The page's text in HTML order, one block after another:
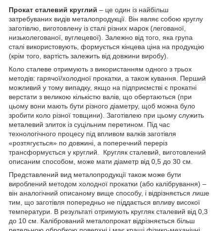
Прокат сталевий круглий – це один із найбільш
затребуваних видів металопродукції. Він являє собою круглу
заготівлю, виготовлену із сталі різних марок (легованої,
низьколегованої, вуглецевої). Залежно від того, яка група
сталі використовують, формується кінцева ціна на продукцію
(крім того, вартість залежить від довжини виробу).
Коло сталеве отримують з використанням одного з трьох
методів: гарячої/холодної прокатки, а також кування. Перший
можливий у тому випадку, якщо на підприємстві є прокатні
верстати з великою кількістю валів, що обертаються (при
цьому вони мають бути різного діаметру, щоб можна було
зробити коло різної товщини). Заготівлею при цьому служить
металевий злиток із суцільним перетином. Під час
технологічного процесу під впливом валків заготівля
«розтягується» по довжині, а поперечний переріз
трансформується у круглий. Кругляк сталевий, виготовлений
описаним способом, може мати діаметр від 0,5 до 30 см.
Представлений вид металопродукції також може бути
вироблений методом холодної прокатки (або калібрування) –
він аналогічний описаному вище способу, і відрізняється лише
тим, що заготівля попередньо не піддається впливу високої
температури. В результаті отримують кругляк сталевий від 0,3
до 10 см. Калібрований металопрокат відрізняється більш